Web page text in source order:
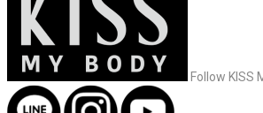
Follow KISS